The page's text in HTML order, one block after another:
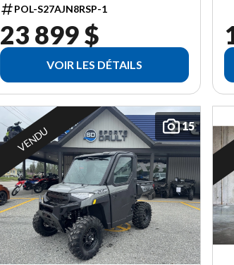
POL-S27AJN8RSP-1
23 899 $
VOIR LES DÉTAILS
15
VENDU